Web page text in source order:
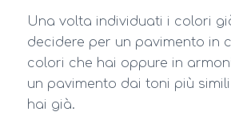
Una volta individuati i colori
decidere per un pavimento in
colori che hai oppure in
un pavimento dai toni più
hai già.